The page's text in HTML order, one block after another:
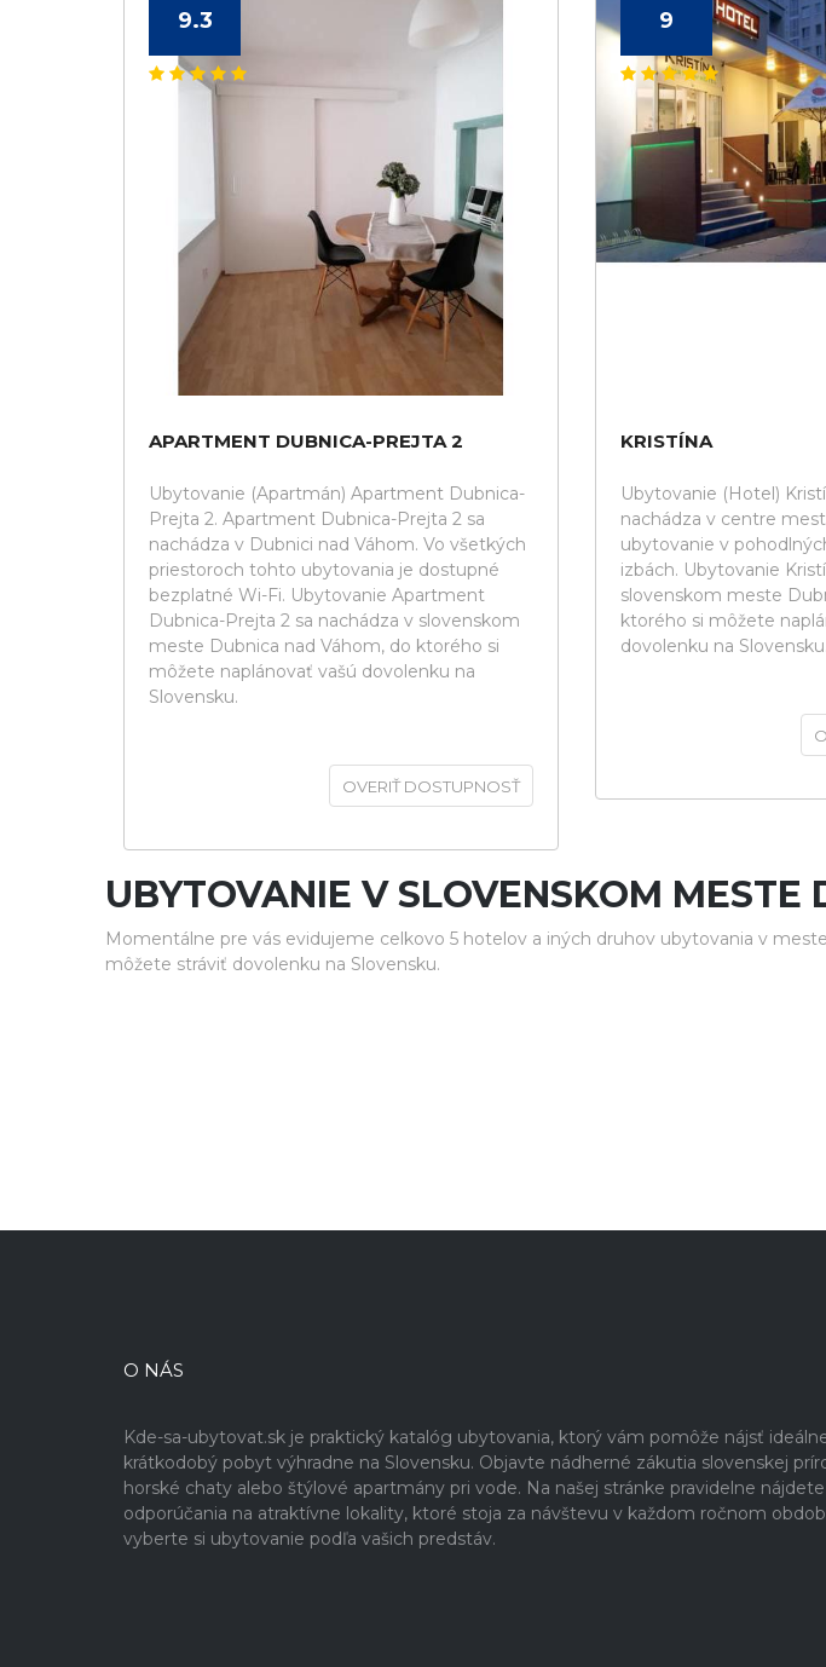
9.3
APARTMENT DUBNICA-PREJTA 2
Ubytovanie (Apartmán) Apartment Dubnica-
Prejta 2. Apartment Dubnica-Prejta 2 sa
nachádza v Dubnici nad Váhom. Vo všetkých
priestoroch tohto ubytovania je dostupné
bezplatné Wi-Fi. Ubytovanie Apartment
Dubnica-Prejta 2 sa nachádza v slovenskom
meste Dubnica nad Váhom, do ktorého si
môžete naplánovať vašú dovolenku na
Slovensku.
OVERIŤ DOSTUPNOSŤ
9
KRISTÍNA
Ubytovanie (Hotel)
nachádza v centre
ubytovanie v
izbách. Ubytovanie
slovenskom meste
ktorého si môžete
dovolenku na Slovensku.
UBYTOVANIE V SLOVENSKOM
Momentálne pre vás evidujeme celkovo 5 hotelov a iných druhov ubytovania v
môžete stráviť dovolenku na Slovensku.
O NÁS
Kde-sa-ubytovat.sk je praktický katalóg ubytovania, ktorý vám pomôže nájsť
krátkodobý pobyt výhradne na Slovensku. Objavte nádherné zákutia slovenskej
horské chaty alebo štýlové apartmány pri vode. Na našej stránke pravidelne
odporúčania na atraktívne lokality, ktoré stoja za návštevu v každom ročnom
vyberte si ubytovanie podľa vašich predstáv.